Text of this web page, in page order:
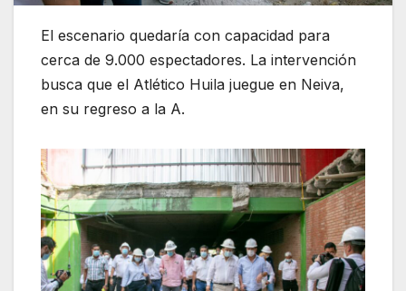
El escenario quedaría con capacidad para
cerca de 9.000 espectadores. La intervención
busca que el Atlético Huila juegue en Neiva,
en su regreso a la A.